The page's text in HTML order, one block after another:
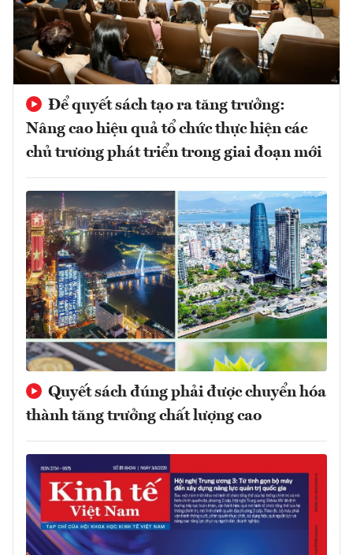
Để quyết sách tạo ra tăng trưởng:
Nâng cao hiệu quả tổ chức thực hiện các
chủ trương phát triển trong giai đoạn mới
Quyết sách đúng phải được chuyển hóa
thành tăng trưởng chất lượng cao